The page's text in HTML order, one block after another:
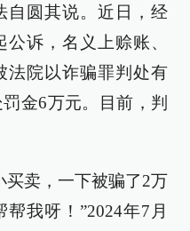
自圆其说。近日，经
诉，名义上赊账、
法院以诈骗罪判处有
金6万元。目前，判
买卖，一下被骗了2万
我呀！”2024年7月